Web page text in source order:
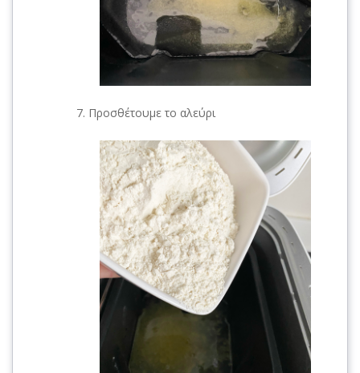
Προσθέτουμε το αλεύρι